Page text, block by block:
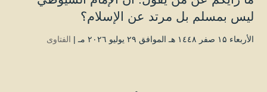
ليس بمسلم بل مرتد عن الإسلام؟
الأربعاء ۱۵ صفر ۱٤٤۸ هـ الموافق ۲۹ يوليو ۲۰۲٦ مـ | الفتاوى